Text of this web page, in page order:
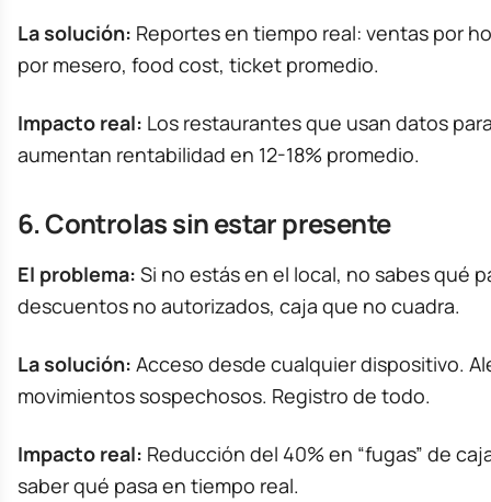
La solución: Reportes en tiempo real: ventas por
por mesero, food cost, ticket promedio.
Impacto real: Los restaurantes que usan datos
aumentan rentabilidad en 12-18% promedio.
6. Controlas sin estar presente
El problema: Si no estás en el local, no sabes qué
descuentos no autorizados, caja que no cuadra.
La solución: Acceso desde cualquier dispositivo.
movimientos sospechosos. Registro de todo.
Impacto real: Reducción del 40% en “fugas” de
saber qué pasa en tiempo real.